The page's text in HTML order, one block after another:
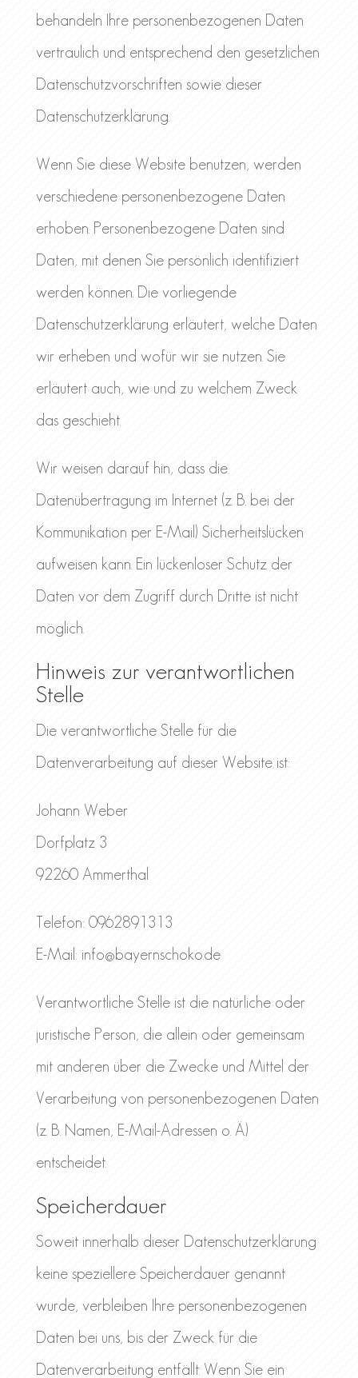
behandeln Ihre personenbezogenen Daten
vertraulich und entsprechend den gesetzlichen
Datenschutzvorschriften sowie dieser
Datenschutzerklärung.
Wenn Sie diese Website benutzen, werden
verschiedene personenbezogene Daten
erhoben. Personenbezogene Daten sind
Daten, mit denen Sie persönlich identifiziert
werden können. Die vorliegende
Datenschutzerklärung erläutert, welche Daten
wir erheben und wofür wir sie nutzen. Sie
erläutert auch, wie und zu welchem Zweck
das geschieht.
Wir weisen darauf hin, dass die
Datenübertragung im Internet (z. B. bei der
Kommunikation per E-Mail) Sicherheitslücken
aufweisen kann. Ein lückenloser Schutz der
Daten vor dem Zugriff durch Dritte ist nicht
möglich.
Hinweis zur verantwortlichen
Stelle
Die verantwortliche Stelle für die
Datenverarbeitung auf dieser Website ist:
Johann Weber
Dorfplatz 3
92260 Ammerthal
Telefon: 0962891313
E-Mail: info@bayernschoko.de
Verantwortliche Stelle ist die natürliche oder
juristische Person, die allein oder gemeinsam
mit anderen über die Zwecke und Mittel der
Verarbeitung von personenbezogenen Daten
(z. B. Namen, E-Mail-Adressen o. Ä.)
entscheidet.
Speicherdauer
Soweit innerhalb dieser Datenschutzerklärung
keine speziellere Speicherdauer genannt
wurde, verbleiben Ihre personenbezogenen
Daten bei uns, bis der Zweck für die
Datenverarbeitung entfällt. Wenn Sie ein